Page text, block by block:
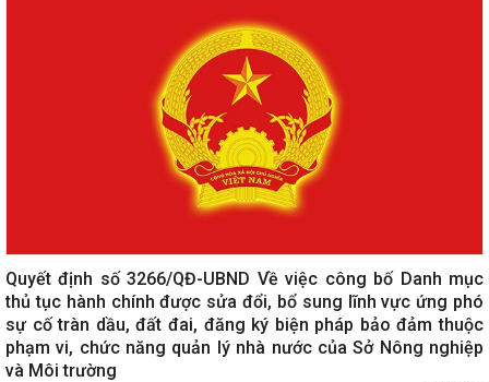
Quyết định số 3266/QĐ-UBND Về việc công bố Danh mục
thủ tục hành chính được sửa đổi, bổ sung lĩnh vực ứng phó
sự cố tràn dầu, đất đai, đăng ký biện pháp bảo đảm thuộc
phạm vi, chức năng quản lý nhà nước của Sở Nông nghiệp
và Môi trường